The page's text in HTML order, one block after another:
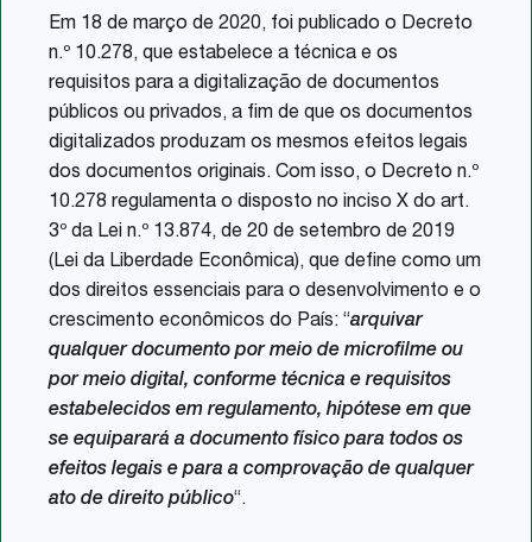
Em 18 de março de 2020, foi publicado o Decreto
n.º 10.278, que estabelece a técnica e os
requisitos para a digitalização de documentos
públicos ou privados, a fim de que os documentos
digitalizados produzam os mesmos efeitos legais
dos documentos originais. Com isso, o Decreto n.º
10.278 regulamenta o disposto no inciso X do art.
3º da Lei n.º 13.874, de 20 de setembro de 2019
(Lei da Liberdade Econômica), que define como um
dos direitos essenciais para o desenvolvimento e o
crescimento econômicos do País: “arquivar
qualquer documento por meio de microfilme ou
por meio digital, conforme técnica e requisitos
estabelecidos em regulamento, hipótese em que
se equiparará a documento físico para todos os
efeitos legais e para a comprovação de qualquer
ato de direito público“.